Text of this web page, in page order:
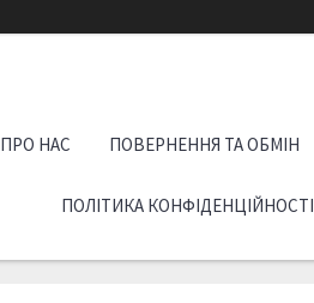
ПРО НАС ПОВЕРНЕННЯ ТА ОБМІН
ПОЛІТИКА КОНФІДЕНЦІЙНОСТІ